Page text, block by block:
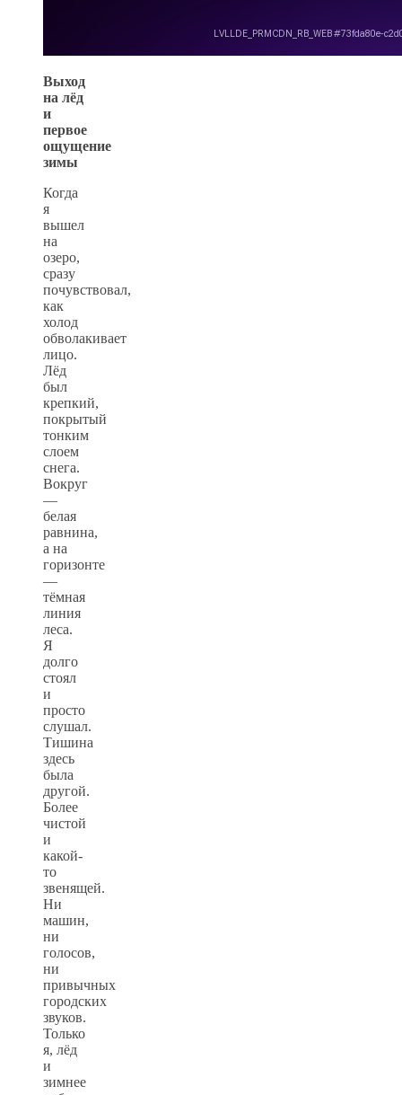
Выход
на лёд
и
первое
ощущение
зимы
Когда
я
вышел
на
озеро,
сразу
почувствовал,
как
холод
обволакивает
лицо.
Лёд
был
крепкий,
покрытый
тонким
слоем
снега.
Вокруг
—
белая
равнина,
а на
горизонте
—
тёмная
линия
леса.
Я
долго
стоял
и
просто
слушал.
Тишина
здесь
была
другой.
Более
чистой
и
какой-
то
звенящей.
Ни
машин,
ни
голосов,
ни
привычных
городских
звуков.
Только
я, лёд
и
зимнее